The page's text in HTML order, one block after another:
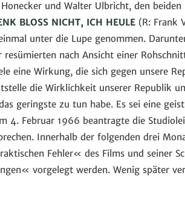
und Walter Ulbricht, den
BLOSS NICHT, ICH HEULE (R: Frank
unter die Lupe genommen.
nach Ansicht einer
eine Wirkung, die sich gegen unsere
die Wirklichkeit unserer Republik
geringste zu tun habe. Es sei eine
4. Februar 1966 beantragte die
Innerhalb der folgenden drei
Fehler« des Films und seiner
vorgelegt werden. Wenig später